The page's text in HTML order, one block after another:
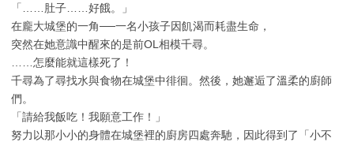
「……肚子……好餓。」
在龐大城堡的一角──一名小孩子因飢渴而耗盡生命，
突然在她意識中醒來的是前OL相模千尋。
……怎麼能就這樣死了！
千尋為了尋找水與食物在城堡中徘徊。然後，她邂逅了溫柔的廚師
們。
「請給我飯吃！我願意工作！」
努力以那小小的身體在城堡裡的廚房四處奔馳，因此得到了「小不